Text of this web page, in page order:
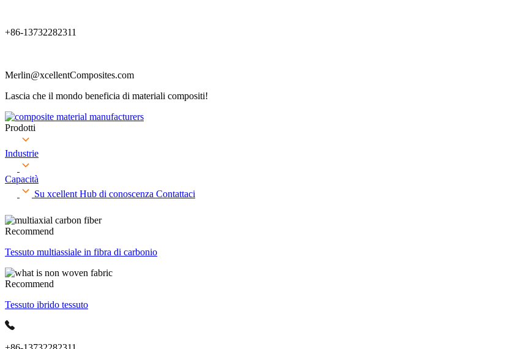
+86-13732282311
Merlin@xcellentComposites.com
Lascia che il mondo beneficia di materiali compositi!
Prodotti
Industrie
Capacità
Su xcellent Hub di conoscenza Contattaci
Recommend
Tessuto multiassiale in fibra di carbonio
Recommend
Tessuto ibrido tessuto